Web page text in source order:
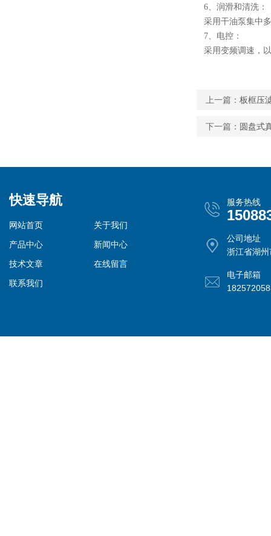
6、润滑和清洗：
采用干油泵集中
7、电控：
采用变频调速，
上一篇： 板框压
下一篇： 圆盘式
快速导航
网站首页
关于我们
产品中心
新闻中心
技术文章
在线留言
联系我们
服务热线
公司地址
浙江省湖
电子邮箱